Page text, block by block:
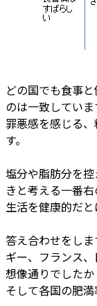
どの国でも食事
のは一致してい
罪悪感を感じる
す。
塩分や脂肪分を
きと考える一番
生活を健康的だと
答え合わせをし
ギー、フランス、
想像通りでしたか
そして各国の肥満